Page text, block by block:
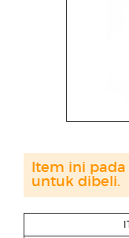
Item ini
untuk dibeli.